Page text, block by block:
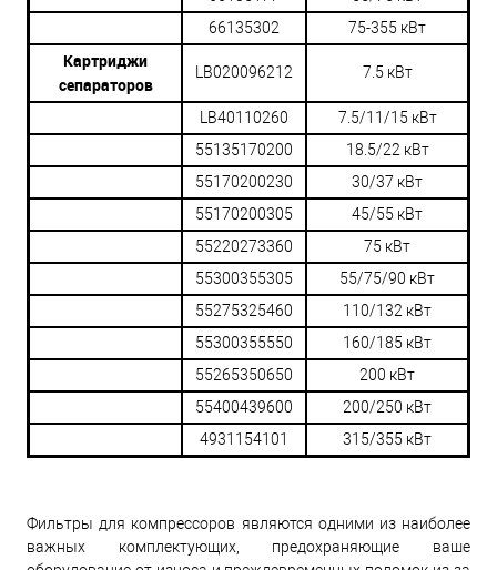
66135302
75-355 кВт
Картриджи
сепараторов
LB020096212 7.5 кВт
LB40110260
7.5/11/15 кВт
55135170200
18.5/22 кВт
55170200230
30/37 кВт
55170200305
45/55 кВт
55220273360
75 кВт
55300355305
55/75/90 кВт
55275325460
110/132 кВт
55300355550
160/185 кВт
55265350650
200 кВт
55400439600
200/250 кВт
4931154101
315/355 кВт
Фильтры для компрессоров являются одними из наиболее
важных комплектующих, предохраняющие ваше